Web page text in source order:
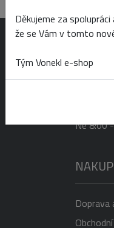
Ne 8:00
Doprava
Děkujeme za spolupráci
že se Vám v tomto
Tým Vonekl e-shop